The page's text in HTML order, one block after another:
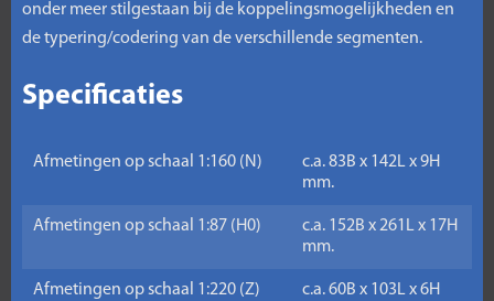
onder meer stilgestaan bij de koppelingsmogelijkheden en
de typering/codering van de verschillende segmenten.
Specificaties
Afmetingen op schaal 1:160 (N)
c.a. 83B x 142L x 9H
mm.
Afmetingen op schaal 1:87 (H0)
c.a. 152B x 261L x 17H
mm.
Afmetingen op schaal 1:220 (Z)
c.a. 60B x 103L x 6H